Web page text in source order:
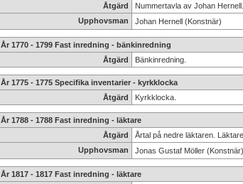
Åtgärd
Nummertavla av Johan Hernell.
Upphovsman
Johan Hernell (Konstnär)
År 1770 - 1799 Fast inredning - bänkinredning
Åtgärd
Bänkinredning.
År 1775 - 1775 Specifika inventarier - kyrkklocka
Åtgärd
Kyrkklocka.
År 1788 - 1788 Fast inredning - läktare
Åtgärd
Årtal på nedre läktaren.
Upphovsman
Jonas Gustaf Möller (Konstnär)
År 1817 - 1817 Fast inredning - läktare